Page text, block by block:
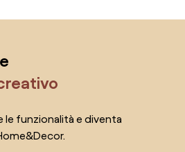
funzionalità e diventa